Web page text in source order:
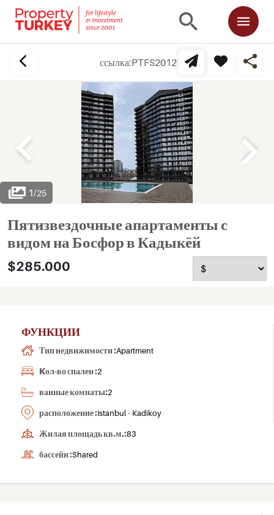
ссылка:PTFS2012
1/25
Пятизвездочные апартаменты с
видом на Босфор в Кадыкёй
$285.000
ФУНКЦИИ
Тип недвижимости :Apartment
Kол-во спален :2
ванные комнаты:2
расположение :Istanbul - Kadikoy
Жилая площадь кв.м.:83
бассейн :Shared